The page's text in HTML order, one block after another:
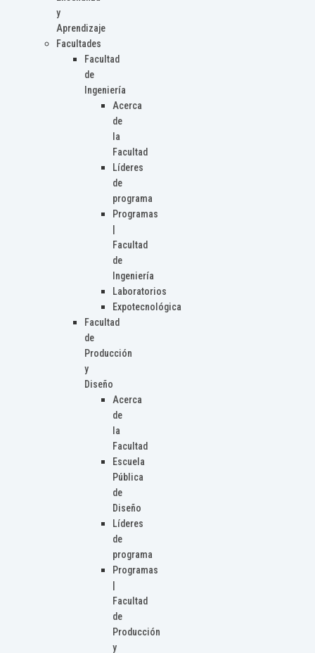
y
Aprendizaje
Facultades
Facultad
de
Ingeniería
Acerca
de
la
Facultad
Líderes
de
programa
Programas
Facultad
de
Ingeniería
Laboratorios
Expotecnológica
Facultad
de
Producción
y
Diseño
Acerca
de
la
Facultad
Escuela
Pública
de
Diseño
Líderes
de
programa
Programas
Facultad
de
Producción
y